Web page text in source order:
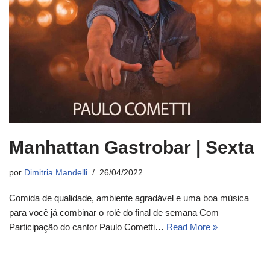
Manhattan Gastrobar | Sexta
por Dimitria Mandelli 26/04/2022
Comida de qualidade, ambiente agradável e uma boa música
para você já combinar o rolê do final de semana Com
Participação do cantor Paulo Cometti… Read More »